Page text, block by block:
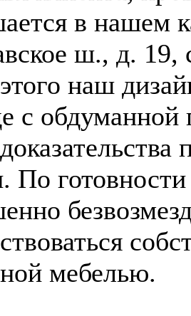
в нашем
ш., д.
наш
с обдуманной
По
мебелью.